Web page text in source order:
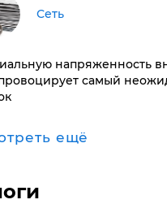
Сеть
напряженность
самый
ещё